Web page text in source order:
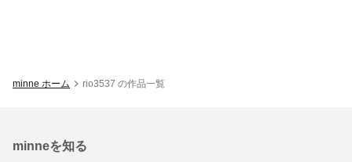
minne ホーム rio3537 の作品一覧
minneを知る